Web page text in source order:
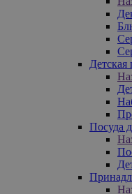
Детская
Посуда